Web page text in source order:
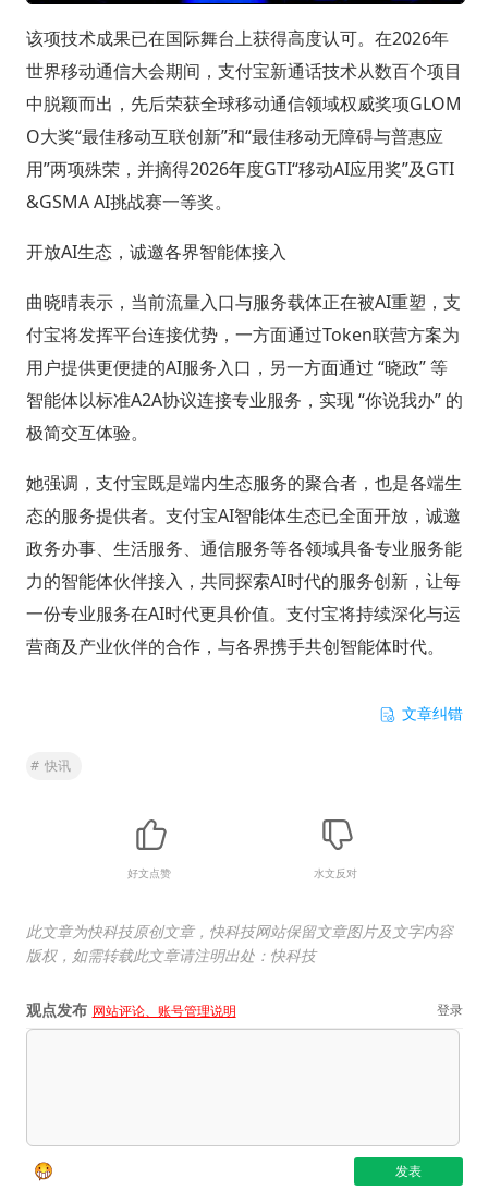
该项技术成果已在国际舞台上获得高度认可。在2026年
世界移动通信大会期间，支付宝新通话技术从数百个项目
中脱颖而出，先后荣获全球移动通信领域权威奖项GLOM
O大奖“最佳移动互联创新”和“最佳移动无障碍与普惠应
用”两项殊荣，并摘得2026年度GTI“移动AI应用奖”及GTI
&GSMA AI挑战赛一等奖。
开放AI生态，诚邀各界智能体接入
曲晓晴表示，当前流量入口与服务载体正在被AI重塑，支
付宝将发挥平台连接优势，一方面通过Token联营方案为
用户提供更便捷的AI服务入口，另一方面通过 “晓政” 等
智能体以标准A2A协议连接专业服务，实现 “你说我办” 的
极简交互体验。
她强调，支付宝既是端内生态服务的聚合者，也是各端生
态的服务提供者。支付宝AI智能体生态已全面开放，诚邀
政务办事、生活服务、通信服务等各领域具备专业服务能
力的智能体伙伴接入，共同探索AI时代的服务创新，让每
一份专业服务在AI时代更具价值。支付宝将持续深化与运
营商及产业伙伴的合作，与各界携手共创智能体时代。
文章纠错
# 快讯
好文点赞 水文反对
此文章为快科技原创文章，快科技网站保留文章图片及文字内容
版权，如需转载此文章请注明出处：快科技
观点发布 网站评论、账号管理说明 登录